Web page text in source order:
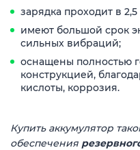
зарядка проходит в
имеют большой срок
сильных вибраций;
оснащены полностью
конструкцией,
кислоты, коррозия.
Купить аккумулятор
обеспечения